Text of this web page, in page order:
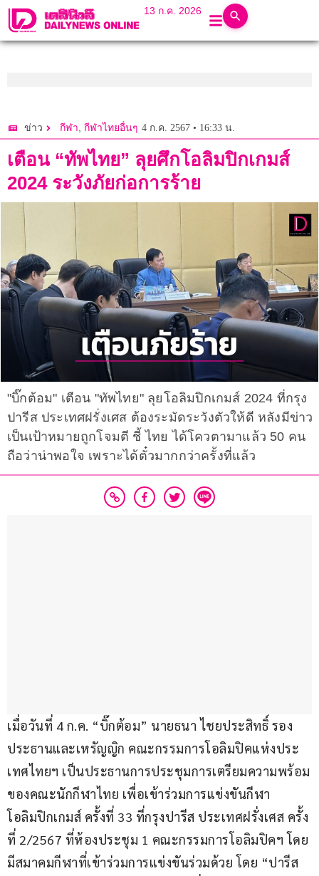
13 ก.ค. 2026
ข่าว กีฬา, กีฬาไทยอื่นๆ 4 ก.ค. 2567 • 16:33 น.
เตือน “ทัพไทย” ลุยศึกโอลิมปิกเกมส์
2024 ระวังภัยก่อการร้าย
"บิ๊กต้อม" เตือน "ทัพไทย" ลุยโอลิมปิกเกมส์ 2024 ที่กรุง
ปารีส ประเทศฝรั่งเศส ต้องระมัดระวังตัวให้ดี หลังมีข่าว
เป็นเป้าหมายถูกโจมตี ชี้ ไทย ได้โควตามาแล้ว 50 คน
ถือว่าน่าพอใจ เพราะได้ตั๋วมากกว่าครั้งที่แล้ว
เมื่อวันที่ 4 ก.ค. “บิ๊กต้อม” นายธนา ไชยประสิทธิ์ รอง
ประธานและเหรัญญิก คณะกรรมการโอลิมปิคแห่งประ
เทศไทยฯ เป็นประธานการประชุมการเตรียมความพร้อม
ของคณะนักกีฬาไทย เพื่อเข้าร่วมการแข่งขันกีฬา
โอลิมปิกเกมส์ ครั้งที่ 33 ที่กรุงปารีส ประเทศฝรั่งเศส ครั้ง
ที่ 2/2567 ที่ห้องประชุม 1 คณะกรรมการโอลิมปิคฯ โดย
มีสมาคมกีฬาที่เข้าร่วมการแข่งขันร่วมด้วย โดย “ปารีส